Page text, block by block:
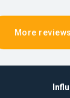
More reviews